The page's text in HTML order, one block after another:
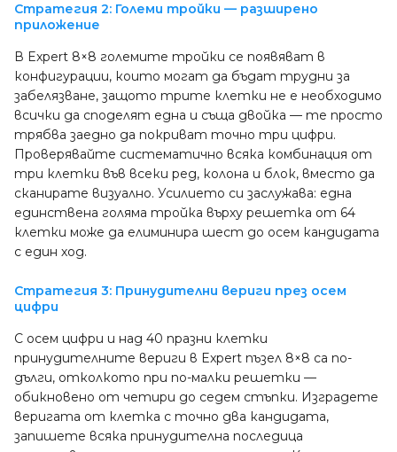
Стратегия 2: Големи тройки — разширено
приложение
В Expert 8×8 големите тройки се появяват в
конфигурации, които могат да бъдат трудни за
забелязване, защото трите клетки не е необходимо
всички да споделят една и съща двойка — те просто
трябва заедно да покриват точно три цифри.
Проверявайте систематично всяка комбинация от
три клетки във всеки ред, колона и блок, вместо да
сканирате визуално. Усилието си заслужава: една
единствена голяма тройка върху решетка от 64
клетки може да елиминира шест до осем кандидата
с един ход.
Стратегия 3: Принудителни вериги през осем
цифри
С осем цифри и над 40 празни клетки
принудителните вериги в Expert пъзел 8×8 са по-
дълги, отколкото при по-малки решетки —
обикновено от четири до седем стъпки. Изградете
веригата от клетка с точно два кандидата,
запишете всяка принудителна последица